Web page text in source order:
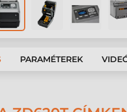
PARAMÉTEREK